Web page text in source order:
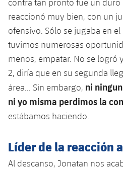
Jugadores
Calendario
Resultados
Clasificaciones
Noticias
Voleibol masculino
Voleibol femenino
Apúntate a las amateurs
plusicon
más
Apúntate a las amateurs
Carnet de las Secciones
PLUSICON
MÁS
League of Legends
VALORANT Rising
VALORANT Game
eFootball
reaccionó muy bien, con un
ofensivo. Sólo se jugaba en
tuvimos numerosas
menos, empatar. No se logró
2, diría que en su segunda
área... Sin embargo, ni
ni yo misma perdimos la
estábamos haciendo.
Líder de la reacción
Al descanso, Jonatan nos